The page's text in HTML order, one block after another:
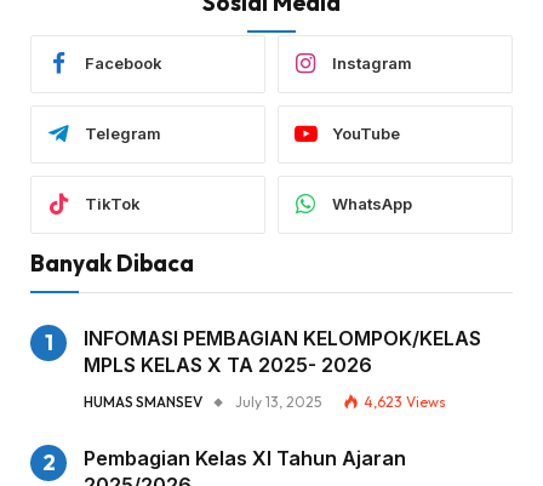
Facebook Instagram
Telegram YouTube
TikTok WhatsApp
Banyak Dibaca
INFOMASI PEMBAGIAN KELOMPOK/KELAS
MPLS KELAS X TA 2025- 2026
HUMAS SMANSEV July 13, 2025 4,623 Views
Pembagian Kelas XI Tahun Ajaran